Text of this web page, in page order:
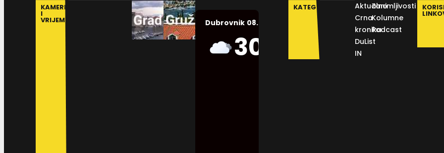
KAMERE
I
VRIJEME Dubrovnik 08.08.2026.
30
Humidity:
KATEGORIJE
Aktualno
Crna
kronika
DuList
IN
Zanimljivosti
Kolumne
Podcast